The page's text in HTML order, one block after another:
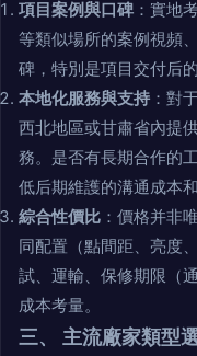
項目案例與口碑 ：實地
等類似場所的案例視頻
碑，特別是項目交付后
本地化服務與支持 ：對
西北地區或甘肅省內提
務。是否有長期合作的
低后期維護的溝通成本
綜合性價比 ：價格并非
同配置（點間距、亮度
試、運輸、保修期限（
成本考量。
三、 主流廠家類型